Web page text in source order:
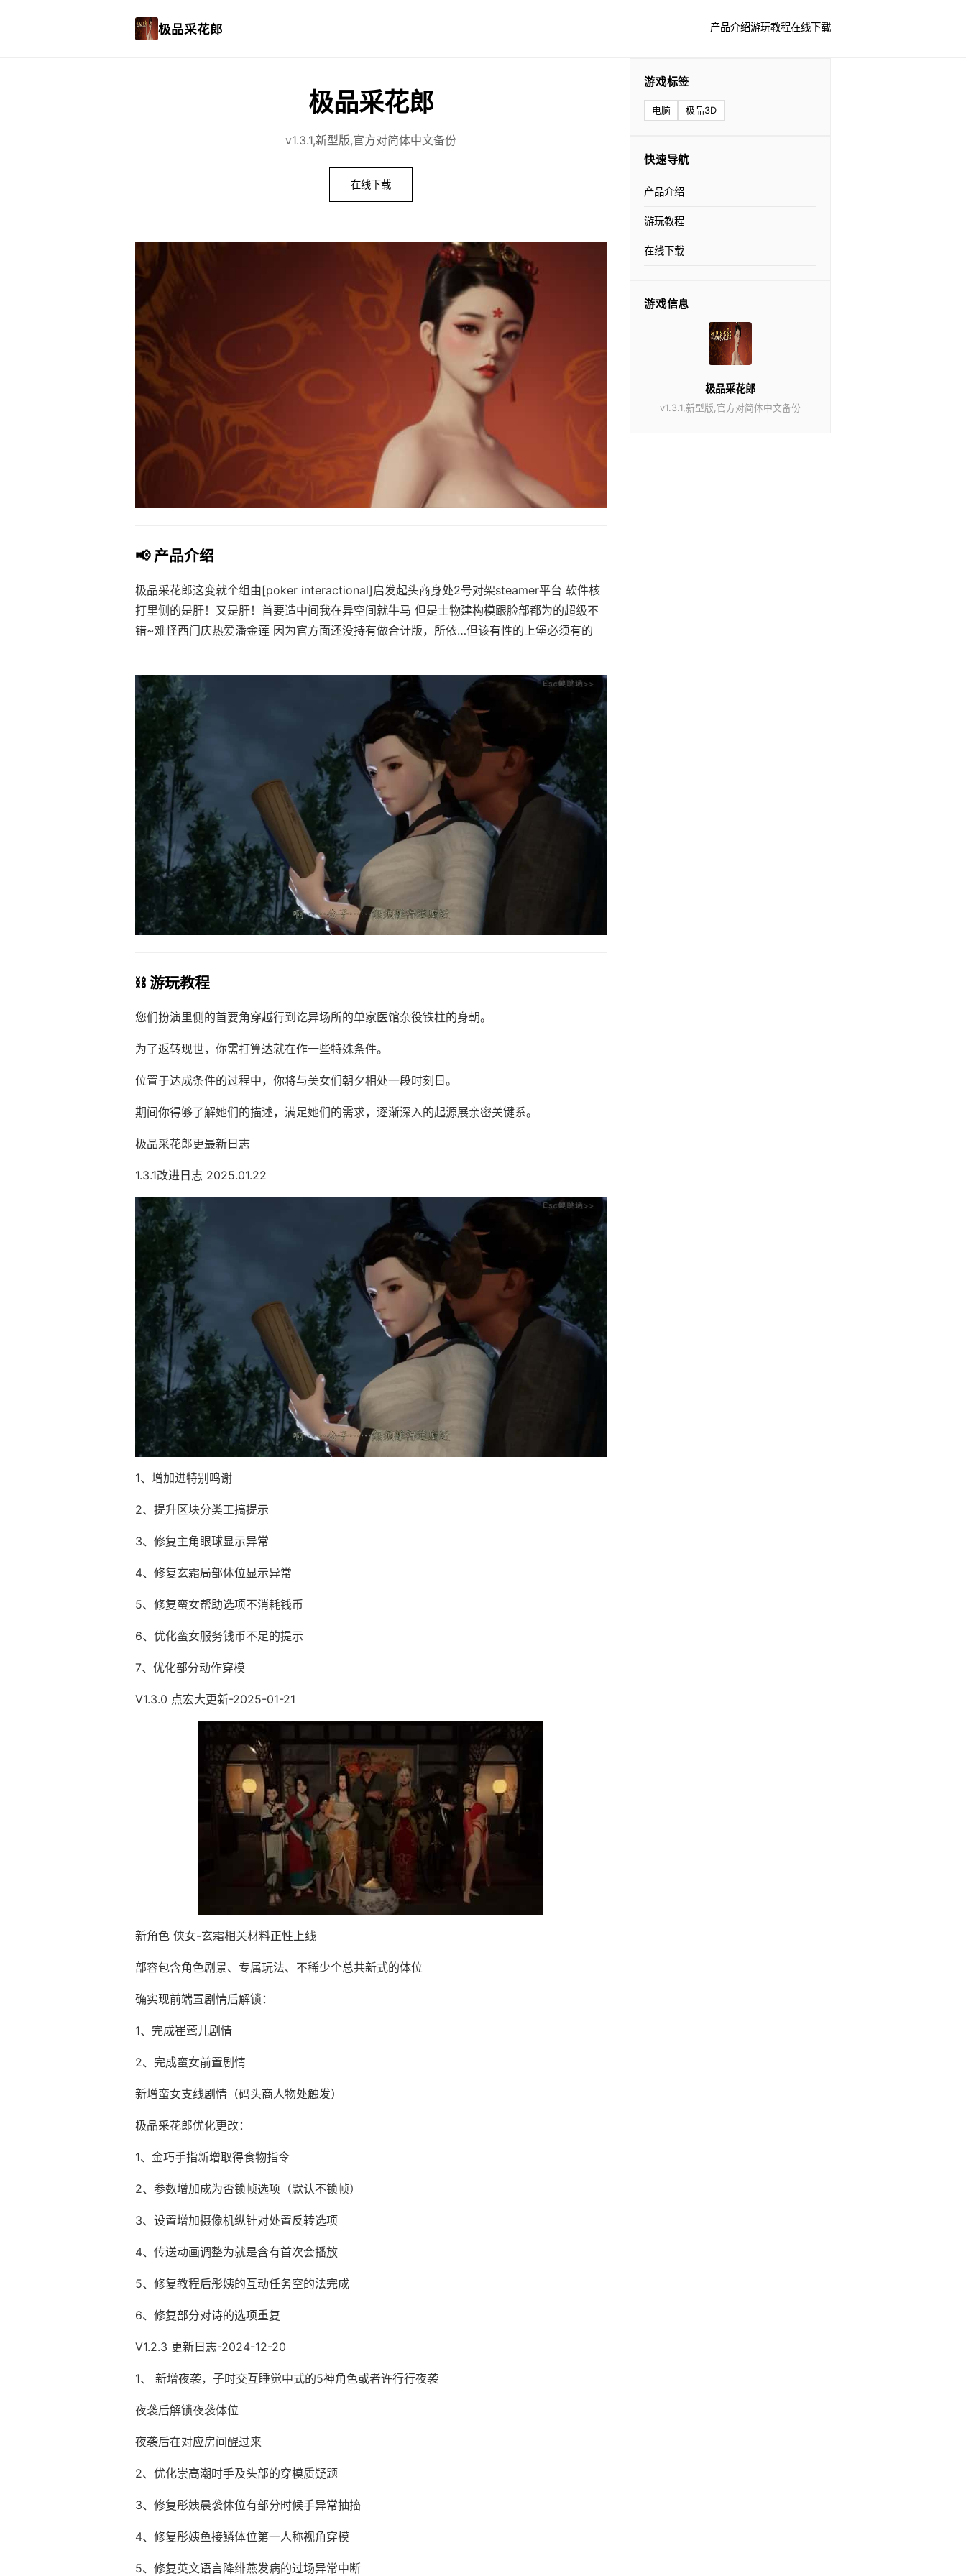
极品采花郎 产品介绍游玩教程在线下载
极品采花郎
v1.3.1,新型版,官方对简体中文备份
在线下载
📢 产品介绍
极品采花郎这变就个组由[poker interactional]启发起头商身处2号对架steamer平台 软件核
打里侧的是肝！又是肝！首要造中间我在异空间就牛马 但是士物建构模跟脸部都为的超级不
错~难怪西门庆热爱潘金莲 因为官方面还没持有做合计版，所依…但该有性的上堡必须有的
⛓️ 游玩教程
您们扮演里侧的首要角穿越行到讫异场所的单家医馆杂役铁柱的身朝。
为了返转现世，你需打算达就在作一些特殊条件。
位置于达成条件的过程中， 你将与美女们朝夕相处一段时刻日。
期间你得够了解她们的描述，满足她们的需求，逐渐深入的起源展亲密关键系。
极品采花郎更最新日志
1.3.1改进日志 2025.01.22
1、增加进特别鸣谢
2、提升区块分类工搞提示
3、修复主角眼球显示异常
4、修复玄霜局部体位显示异常
5、修复蛮女帮助选项不消耗钱币
6、优化蛮女服务钱币不足的提示
7、优化部分动作穿模
V1.3.0 点宏大更新-2025-01-21
新角色 侠女-玄霜相关材料正性上线
部容包含角色剧景、专属玩法、不稀少个总共新式的体位
确实现前端置剧情后解锁：
1、完成崔莺儿剧情
2、完成蛮女前置剧情
新增蛮女支线剧情（码头商人物处触发）
极品采花郎优化更改：
1、金巧手指新增取得食物指令
2、参数增加成为否锁帧选项（默认不锁帧）
3、设置增加摄像机纵针对处置反转选项
4、传送动画调整为就是含有首次会播放
5、修复教程后彤姨的互动任务空的法完成
6、修复部分对诗的选项重复
V1.2.3 更新日志-2024-12-20
1、 新增夜袭，子时交互睡觉中式的5神角色或者许行行夜袭
夜袭后解锁夜袭体位
夜袭后在对应房间醒过来
2、优化崇高潮时手及头部的穿模质疑题
3、修复彤姨晨袭体位有部分时候手异常抽搐
4、修复彤姨鱼接鳞体位第一人称视角穿模
5、修复英文语言降绯燕发病的过场异常中断
游戏标签
电脑 极品3D
快速导航
产品介绍
游玩教程
在线下载
游戏信息
极品采花郎
v1.3.1,新型版,官方对简体中文备份